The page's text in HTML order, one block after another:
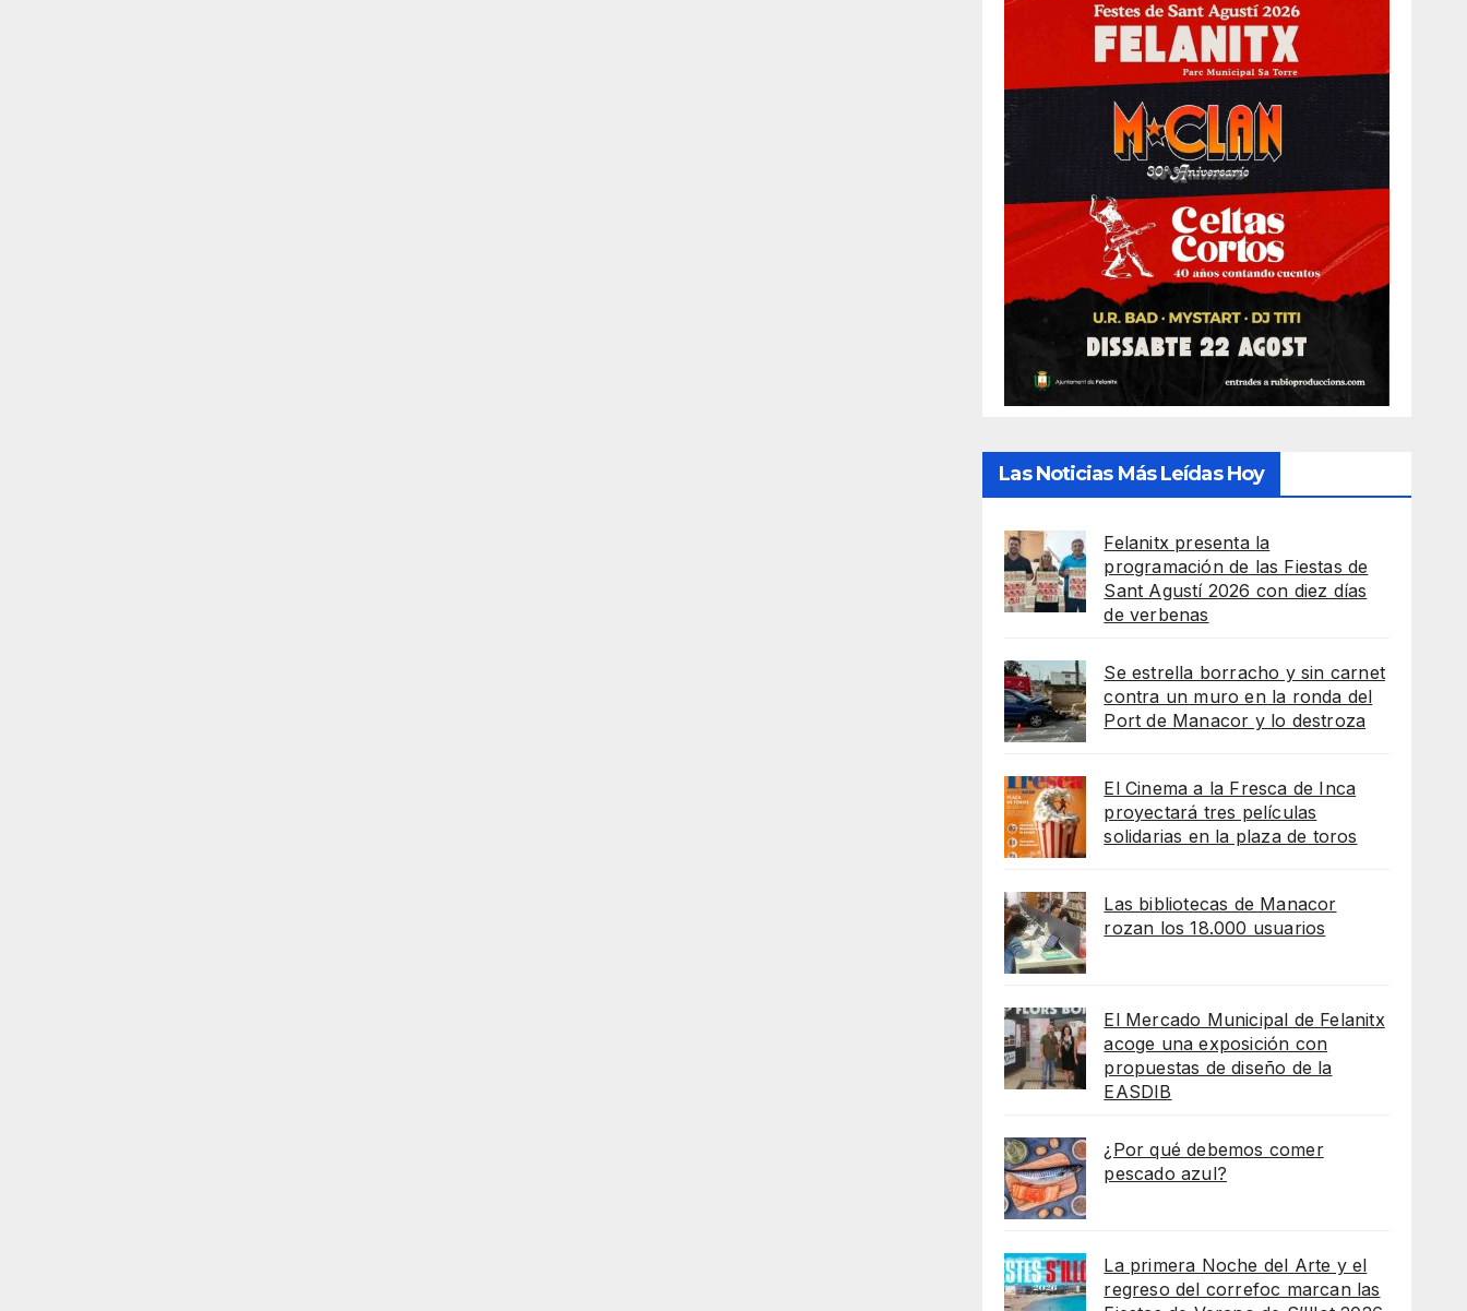
Las Noticias Más Leídas Hoy
Felanitx presenta la
programación de las Fiestas de
Sant Agustí 2026 con diez días
de verbenas
Se estrella borracho y sin carnet
contra un muro en la ronda del
Port de Manacor y lo destroza
El Cinema a la Fresca de Inca
proyectará tres películas
solidarias en la plaza de toros
Las bibliotecas de Manacor
rozan los 18.000 usuarios
El Mercado Municipal de Felanitx
acoge una exposición con
propuestas de diseño de la
EASDIB
¿Por qué debemos comer
pescado azul?
La primera Noche del Arte y el
regreso del correfoc marcan las